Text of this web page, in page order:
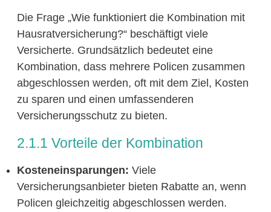
Die Frage „Wie funktioniert die Kombination mit
Hausratversicherung?“ beschäftigt viele
Versicherte. Grundsätzlich bedeutet eine
Kombination, dass mehrere Policen zusammen
abgeschlossen werden, oft mit dem Ziel, Kosten
zu sparen und einen umfassenderen
Versicherungsschutz zu bieten.
2.1.1 Vorteile der Kombination
Kosteneinsparungen: Viele
Versicherungsanbieter bieten Rabatte an, wenn
Policen gleichzeitig abgeschlossen werden.